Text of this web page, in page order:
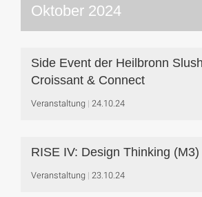
Oktober 2024
Side Event der Heilbronn
Croissant & Connect
Veranstaltung 24.10.24
RISE IV: Design Thinking (M3)
Veranstaltung 23.10.24